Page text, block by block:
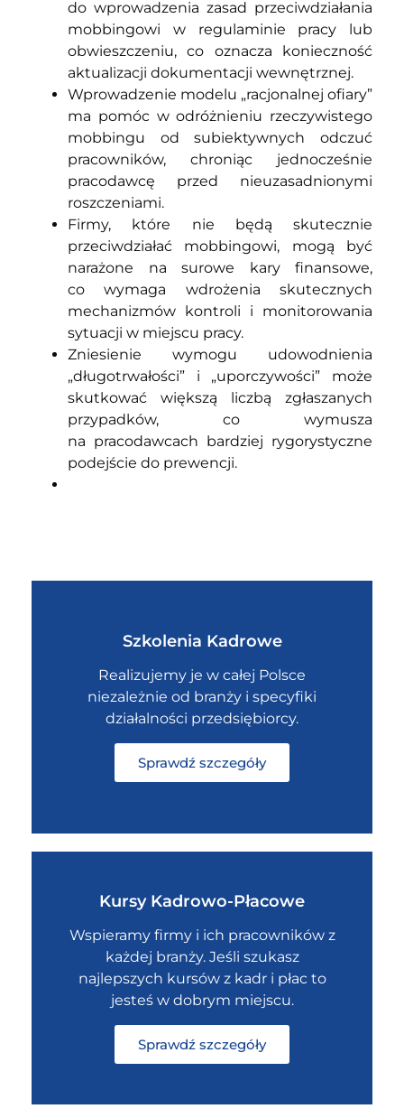
do wprowadzenia zasad przeciwdziałania
mobbingowi w regulaminie pracy lub
obwieszczeniu, co oznacza konieczność
aktualizacji dokumentacji wewnętrznej.
Wprowadzenie modelu „racjonalnej ofiary”
ma pomóc w odróżnieniu rzeczywistego
mobbingu od subiektywnych odczuć
pracowników, chroniąc jednocześnie
pracodawcę przed nieuzasadnionymi
roszczeniami.
Firmy, które nie będą skutecznie
przeciwdziałać mobbingowi, mogą być
narażone na surowe kary finansowe,
co wymaga wdrożenia skutecznych
mechanizmów kontroli i monitorowania
sytuacji w miejscu pracy.
Zniesienie wymogu udowodnienia
„długotrwałości” i „uporczywości” może
skutkować większą liczbą zgłaszanych
przypadków, co wymusza
na pracodawcach bardziej rygorystyczne
podejście do prewencji.
Szkolenia Kadrowe
Realizujemy je w całej Polsce
niezależnie od branży i specyfiki
działalności przedsiębiorcy.
Sprawdź szczegóły
Kursy Kadrowo-Płacowe
Wspieramy firmy i ich pracowników z
każdej branży. Jeśli szukasz
najlepszych kursów z kadr i płac to
jesteś w dobrym miejscu.
Sprawdź szczegóły